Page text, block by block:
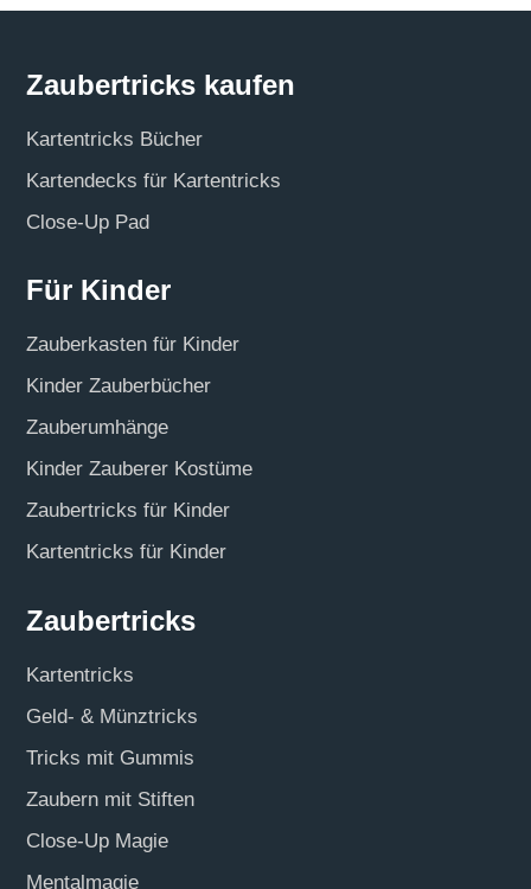
Zaubertricks
Kartentricks
Geld- & Münztricks
Tricks mit Gummis
Zaubern mit Stiften
Close-Up Magie
Mentalmagie
Für Kinder
Zauberkasten für Kinder
Kinder Zauberbücher
Zauberumhänge
Kinder Zauberer Kostüme
Zaubertricks für Kinder
Kartentricks für Kinder
Zaubertricks kaufen
Kartentricks Bücher
Kartendecks für Kartentricks
Close-Up Pad